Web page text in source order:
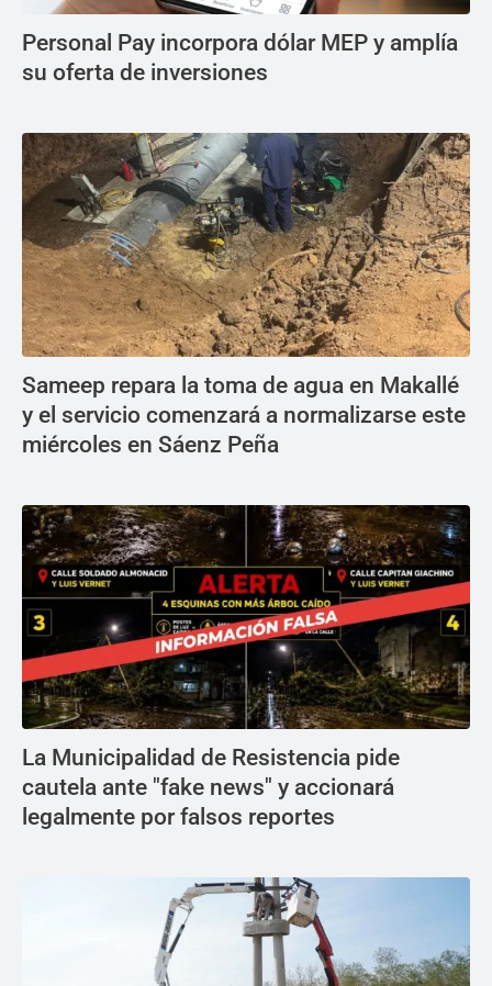
Personal Pay incorpora dólar MEP y amplía
su oferta de inversiones
Sameep repara la toma de agua en Makallé
y el servicio comenzará a normalizarse este
miércoles en Sáenz Peña
La Municipalidad de Resistencia pide
cautela ante "fake news" y accionará
legalmente por falsos reportes